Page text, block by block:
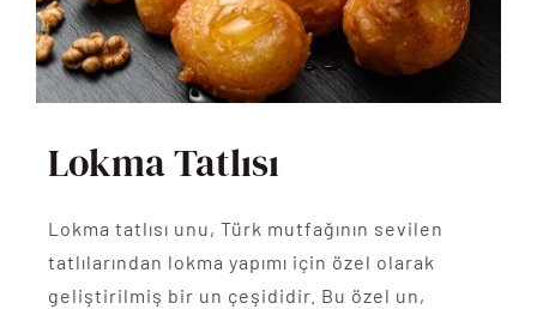
Lokma Tatlısı
Lokma tatlısı unu, Türk mutfağının sevilen
tatlılarından lokma yapımı için özel olarak
geliştirilmiş bir un çeşididir. Bu özel un,